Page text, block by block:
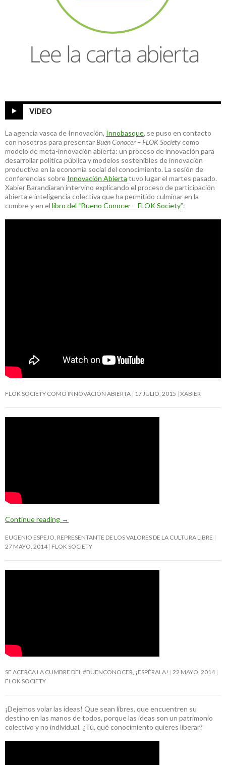
VIDEO
La agencia vasca de Innovación, Innobasque, se puso en contacto
con nosotros para presentar Buen Conocer – FLOK Societycomo
modelo de meta-innovación abierta: un proceso de innovación para
desarrollar política pública y modelos sostenibles de innovación
productiva en la economía social del conocimiento. La sesión de
conferencias sobre Innovación Abierta tuvo lugar el martes pasado.
Xabier Barandiaran intervino explicando el proceso de participación
abierta e inteligencia colectiva que ha permitido culminar en la
cumbre y en el libro del “Bueno Conocer – FLOK Society”:
FLOK SOCIETY COMO INNOVACIÓN ABIERTA 17 JULIO, 2015 XABIER
Continue reading →
EUGENIO ESPEJO, REPRESENTANTE DE LOS VALORES DE LA CULTURA LIBRE
27 MAYO, 2014 FLOK SOCIETY
SE ACERCA LA CUMBRE DEL #BUENCONOCER, ¡ESPÉRALA!
22 MAYO, 2014
FLOK SOCIETY
¡Dejemos volar las ideas! Que sean libres, que encuentren su
destino en las manos de todos, porque las ideas son un patrimonio
colectivo y no individual. ¿Tú, qué conocimiento quieres liberar?